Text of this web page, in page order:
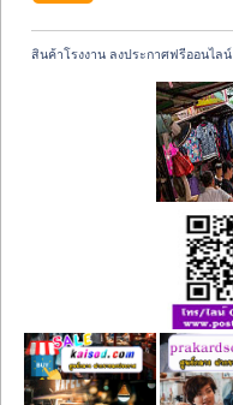
สินค้าโรงงาน ลงประกาศฟรีออนไลน์